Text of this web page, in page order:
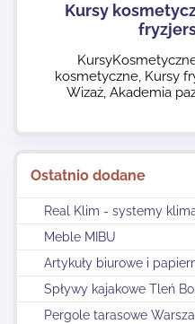
Ostatnio dodane
Real Klim - systemy
Meble MIBU
Artykuły biurowe i
Spływy kajakowe Tleń
Pergole tarasowe
Kursy
kosmetyczne, Kursy
Wizaż, Akademia